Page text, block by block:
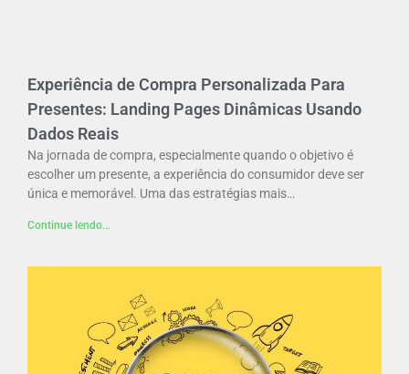
Experiência de Compra Personalizada Para
Presentes: Landing Pages Dinâmicas Usando
Dados Reais
Na jornada de compra, especialmente quando o objetivo é
escolher um presente, a experiência do consumidor deve ser
única e memorável. Uma das estratégias mais…
Continue lendo...